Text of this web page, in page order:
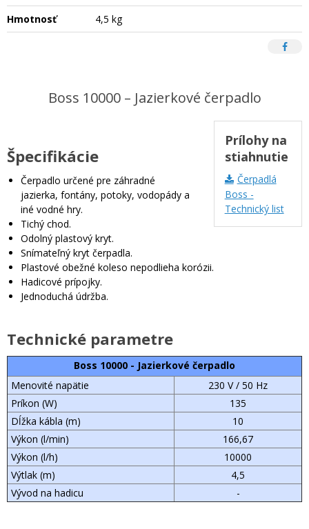
Hmotnosť
4,5 kg
Boss 10000 – Jazierkové čerpadlo
Prílohy na
stiahnutie
Čerpadlá
Boss -
Technický list
Špecifikácie
Čerpadlo určené pre záhradné
jazierka, fontány, potoky, vodopády a
iné vodné hry.
Tichý chod.
Odolný plastový kryt.
Snímateľný kryt čerpadla.
Plastové obežné koleso nepodlieha korózii.
Hadicové prípojky.
Jednoduchá údržba.
Technické parametre
Boss 10000 - Jazierkové čerpadlo
Menovité napätie
230 V / 50 Hz
Príkon (W)
135
Dĺžka kábla (m)
10
Výkon (l/min)
166,67
Výkon (l/h)
10000
Výtlak (m)
4,5
Vývod na hadicu
-